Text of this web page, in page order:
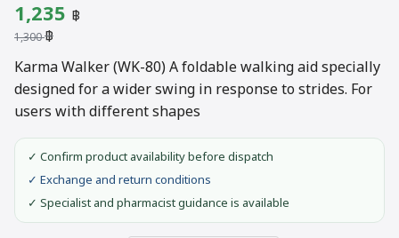
1,300฿
Original
price
was:
1,300 ฿.
1,235 ฿
is:
1,235 ฿.
Karma Walker (WK-80) A foldable walking aid specially
designed for a wider swing in response to strides. For
users with different shapes
✓ Confirm product availability before dispatch
✓ Exchange and return conditions
✓ Specialist and pharmacist guidance is available